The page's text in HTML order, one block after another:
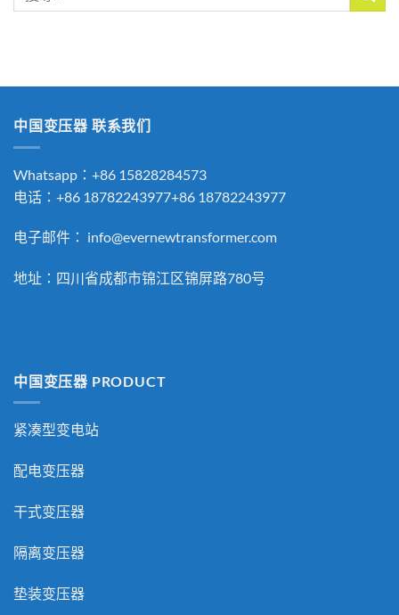
字:
中国变压器 联系我们
Whatsapp：+86 15828284573
电话：+86 18782243977+86 18782243977
电子邮件： info@evernewtransformer.com
地址：四川省成都市锦江区锦屏路780号
中国变压器 PRODUCT
紧凑型变电站
配电变压器
干式变压器
隔离变压器
垫装变压器